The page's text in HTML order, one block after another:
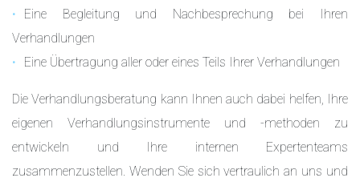
Eine Begleitung und Nachbesprechung bei Ihren
Verhandlungen
Eine Übertragung aller oder eines Teils Ihrer Verhandlungen
Die Verhandlungsberatung kann Ihnen auch dabei helfen, Ihre
eigenen Verhandlungsinstrumente und -methoden zu
entwickeln und Ihre internen Expertenteams
zusammenzustellen. Wenden Sie sich vertraulich an uns und